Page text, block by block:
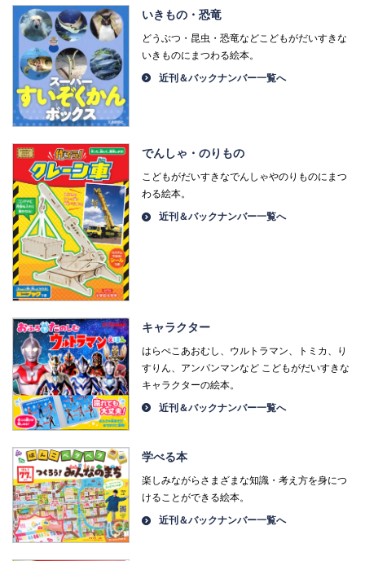
いきもの・恐竜
どうぶつ・昆虫・恐竜などこどもがだいすきな
いきものにまつわる絵本。
近刊＆バックナンバー一覧へ
でんしゃ・のりもの
こどもがだいすきなでんしゃやのりものにまつ
わる絵本。
近刊＆バックナンバー一覧へ
キャラクター
はらぺこあおむし、ウルトラマン、トミカ、り
すりん、アンパンマンなど こどもがだいすきな
キャラクターの絵本。
近刊＆バックナンバー一覧へ
学べる本
楽しみながらさまざまな知識・考え方を身につ
けることができる絵本。
近刊＆バックナンバー一覧へ